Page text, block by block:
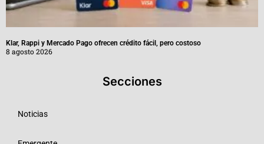
Klar, Rappi y Mercado Pago ofrecen crédito fácil, pero costoso
8 agosto 2026
Secciones
Noticias